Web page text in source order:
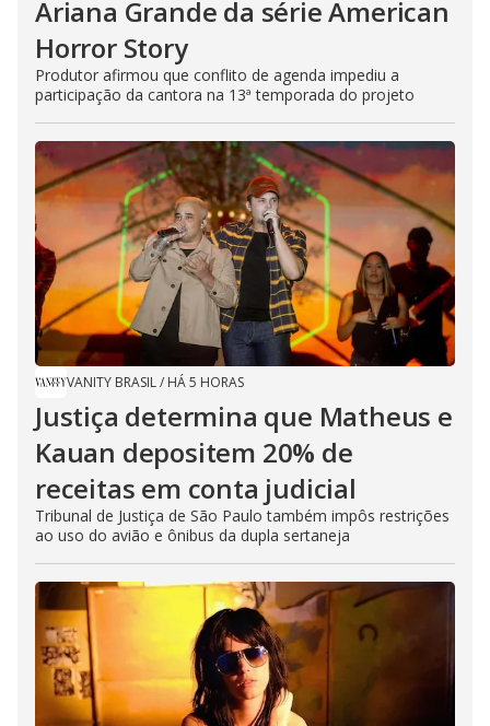
Ariana Grande da série American
Horror Story
Produtor afirmou que conflito de agenda impediu a
participação da cantora na 13ª temporada do projeto
VANITY BRASIL/ HÁ 5 HORAS
Justiça determina que Matheus e
Kauan depositem 20% de
receitas em conta judicial
Tribunal de Justiça de São Paulo também impôs restrições
ao uso do avião e ônibus da dupla sertaneja